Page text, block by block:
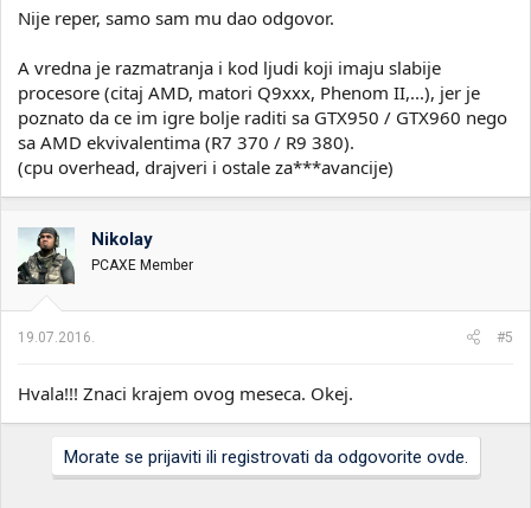
Nije reper, samo sam mu dao odgovor.
A vredna je razmatranja i kod ljudi koji imaju slabije
procesore (citaj AMD, matori Q9xxx, Phenom II,...), jer je
poznato da ce im igre bolje raditi sa GTX950 / GTX960 nego
sa AMD ekvivalentima (R7 370 / R9 380).
(cpu overhead, drajveri i ostale za***avancije)
Nikolay
PCAXE Member
19.07.2016. #5
Hvala!!! Znaci krajem ovog meseca. Okej.
Morate se prijaviti ili registrovati da odgovorite ovde.